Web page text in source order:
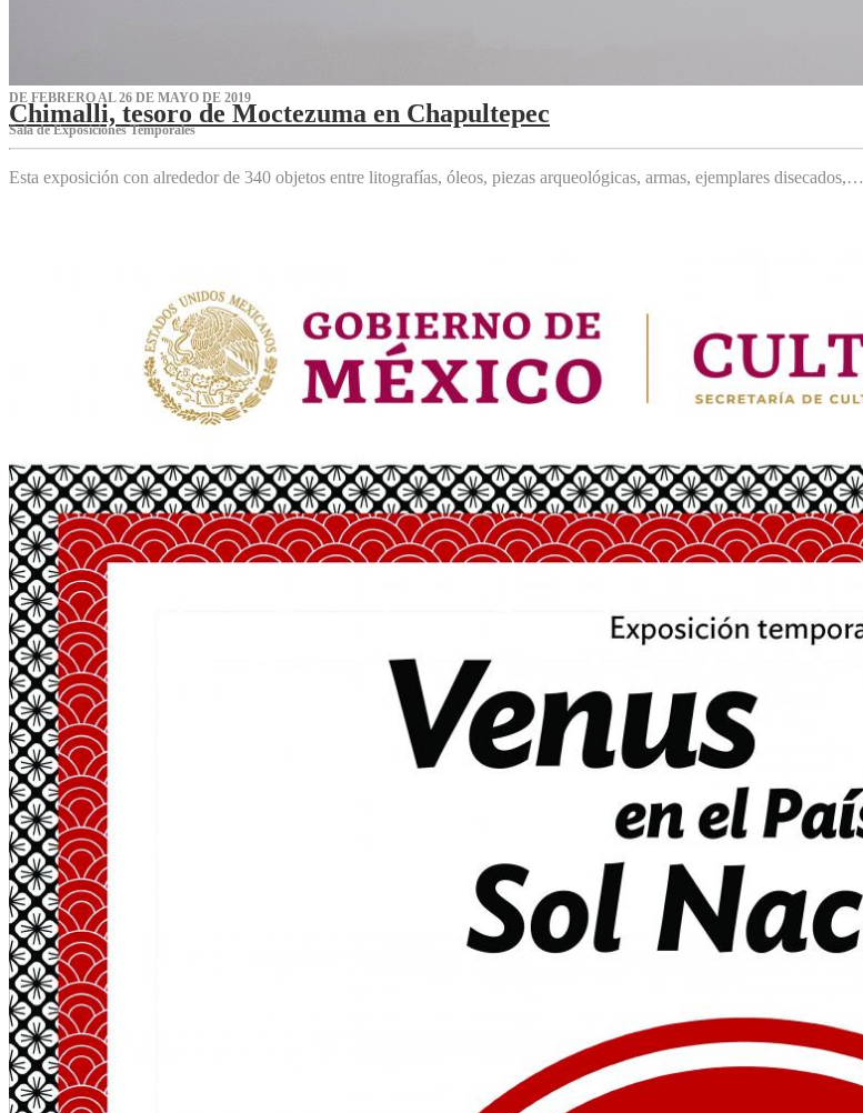
DE FEBRERO AL 26 DE MAYO DE 2019
Chimalli, tesoro de Moctezuma en Chapultepec
Sala de Exposiciones Temporales
Esta exposición con alrededor de 340 objetos entre litografías, óleos, piezas arqueológicas, armas, ejemplares disecados,…